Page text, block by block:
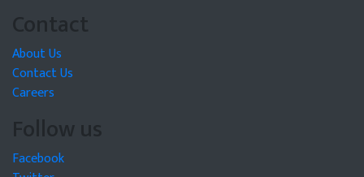
Contact
About Us
Contact Us
Careers
Follow us
Facebook